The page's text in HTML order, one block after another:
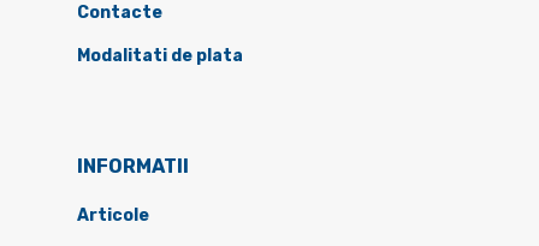
Contacte
Modalitati de plata
INFORMATII
Articole